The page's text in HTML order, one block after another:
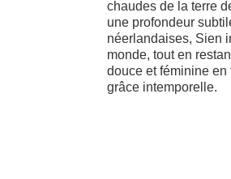
chaudes de la terre
une profondeur
néerlandaises, Sien
monde, tout en
douce et féminine
grâce intemporelle.